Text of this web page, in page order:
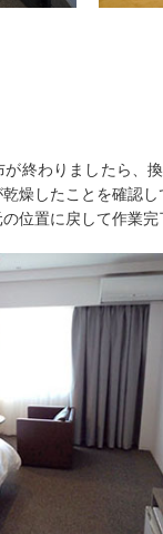
終わりましたら、
燥したことを確認
位置に戻して作業完